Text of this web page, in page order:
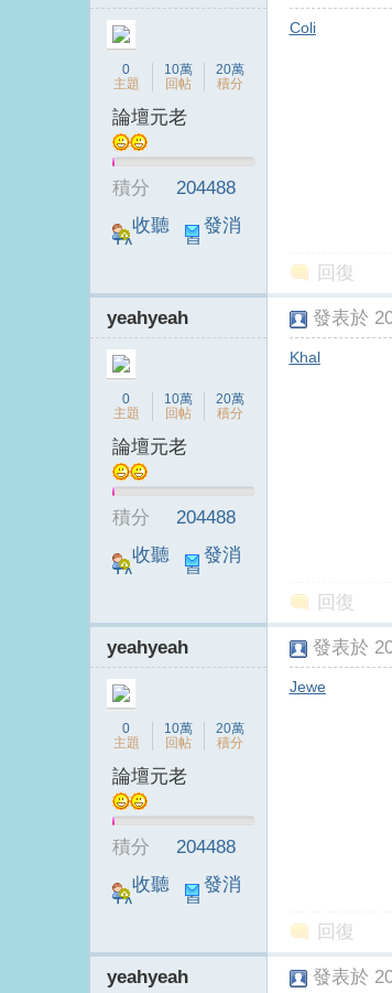
0
主題
10萬
回帖
20萬
積分
論壇元老
積分
204488
收聽
TA
發消
息
Coli
回復
yeahyeah
0
主題
10萬
回帖
20萬
積分
論壇元老
積分
204488
收聽
TA
發消
息
發表於
Khal
回復
yeahyeah
0
主題
10萬
回帖
20萬
積分
論壇元老
積分
204488
收聽
TA
發消
息
發表於
Jewe
回復
yeahyeah 發表於